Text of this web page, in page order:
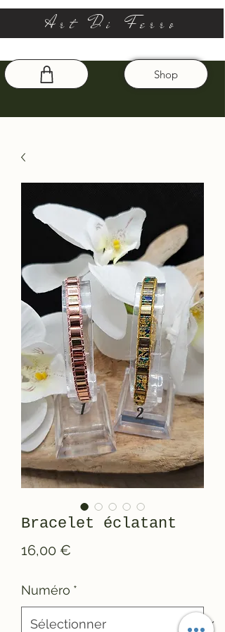
Art Di Ferro
Shop
Bracelet éclatant
16,00 €
Numéro *